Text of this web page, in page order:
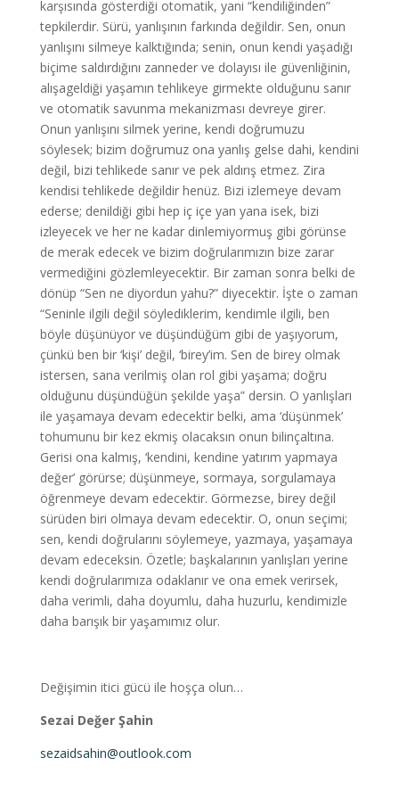
karşısında gösterdiği otomatik, yani “kendiliğinden”
tepkilerdir. Sürü, yanlışının farkında değildir. Sen, onun
yanlışını silmeye kalktığında; senin, onun kendi yaşadığı
biçime saldırdığını zanneder ve dolayısı ile güvenliğinin,
alışageldiği yaşamın tehlikeye girmekte olduğunu sanır
ve otomatik savunma mekanizması devreye girer.
Onun yanlışını silmek yerine, kendi doğrumuzu
söylesek; bizim doğrumuz ona yanlış gelse dahi, kendini
değil, bizi tehlikede sanır ve pek aldırış etmez. Zira
kendisi tehlikede değildir henüz. Bizi izlemeye devam
ederse; denildiği gibi hep iç içe yan yana isek, bizi
izleyecek ve her ne kadar dinlemiyormuş gibi görünse
de merak edecek ve bizim doğrularımızın bize zarar
vermediğini gözlemleyecektir. Bir zaman sonra belki de
dönüp “Sen ne diyordun yahu?” diyecektir. İşte o zaman
“Seninle ilgili değil söylediklerim, kendimle ilgili, ben
böyle düşünüyor ve düşündüğüm gibi de yaşıyorum,
çünkü ben bir ‘kişi’ değil, ‘birey’im. Sen de birey olmak
istersen, sana verilmiş olan rol gibi yaşama; doğru
olduğunu düşündüğün şekilde yaşa” dersin. O yanlışları
ile yaşamaya devam edecektir belki, ama ‘düşünmek’
tohumunu bir kez ekmiş olacaksın onun bilinçaltına.
Gerisi ona kalmış, ‘kendini, kendine yatırım yapmaya
değer’ görürse; düşünmeye, sormaya, sorgulamaya
öğrenmeye devam edecektir. Görmezse, birey değil
sürüden biri olmaya devam edecektir. O, onun seçimi;
sen, kendi doğrularını söylemeye, yazmaya, yaşamaya
devam edeceksin. Özetle; başkalarının yanlışları yerine
kendi doğrularımıza odaklanır ve ona emek verirsek,
daha verimli, daha doyumlu, daha huzurlu, kendimizle
daha barışık bir yaşamımız olur.
Değişimin itici gücü ile hoşça olun…
Sezai Değer Şahin
sezaidsahin@outlook.com